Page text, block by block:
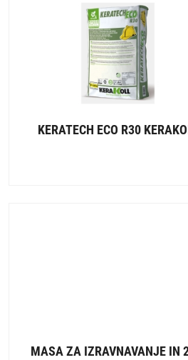
KERATECH ECO R30
MASA ZA IZRAVNAVANJE IN